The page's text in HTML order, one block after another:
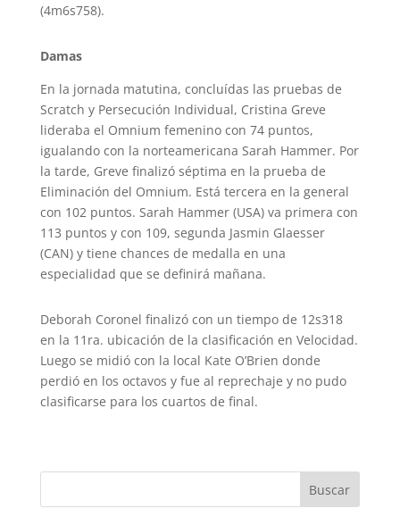
(4m6s758).
Damas
En la jornada matutina, concluídas las pruebas de
Scratch y Persecución Individual, Cristina Greve
lideraba el Omnium femenino con 74 puntos,
igualando con la norteamericana Sarah Hammer. Por
la tarde, Greve finalizó séptima en la prueba de
Eliminación del Omnium. Está tercera en la general
con 102 puntos. Sarah Hammer (USA) va primera con
113 puntos y con 109, segunda Jasmin Glaesser
(CAN) y tiene chances de medalla en una
especialidad que se definirá mañana.
Deborah Coronel finalizó con un tiempo de 12s318
en la 11ra. ubicación de la clasificación en Velocidad.
Luego se midió con la local Kate O’Brien donde
perdió en los octavos y fue al reprechaje y no pudo
clasificarse para los cuartos de final.